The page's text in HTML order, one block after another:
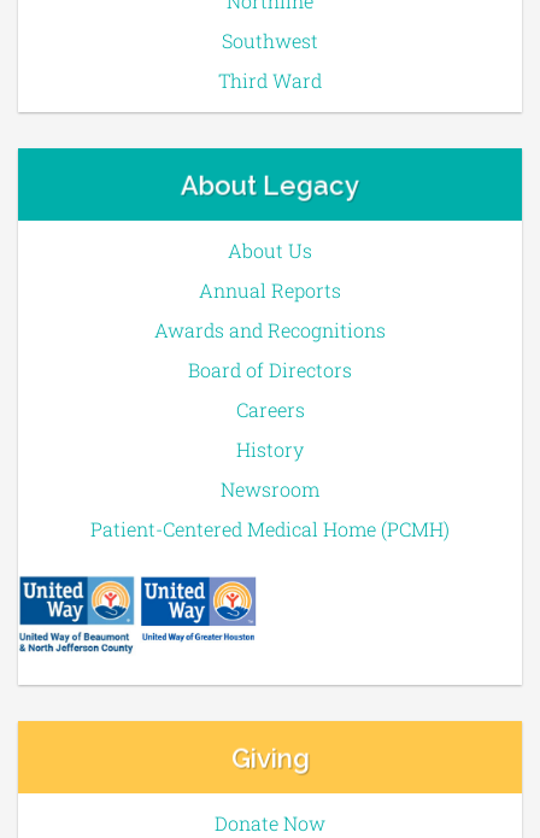
Southwest
Third Ward
About Legacy
About Us
Annual Reports
Awards and Recognitions
Board of Directors
Careers
History
Newsroom
Patient-Centered Medical Home (PCMH)
Giving
Donate Now